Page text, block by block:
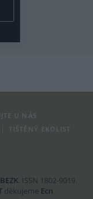
U NÁS
TIŠTĚNÝ EKOLIST
BEZK. ISSN 1802-9019.
děkujeme Ecn